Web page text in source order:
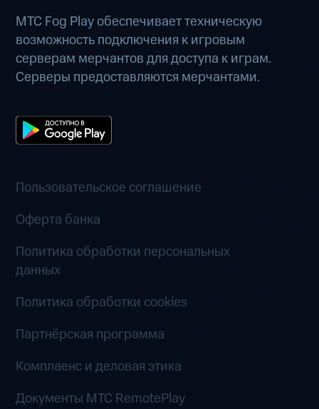
МТС Fog Play обеспечивает техническую
возможность подключения к игровым
серверам мерчантов для доступа к играм.
Серверы предоставляются мерчантами.
Пользовательское соглашение
Оферта банка
Политика обработки персональных
данных
Политика обработки cookies
Партнёрская программа
Комплаенс и деловая этика
Документы MTC RemotePlay